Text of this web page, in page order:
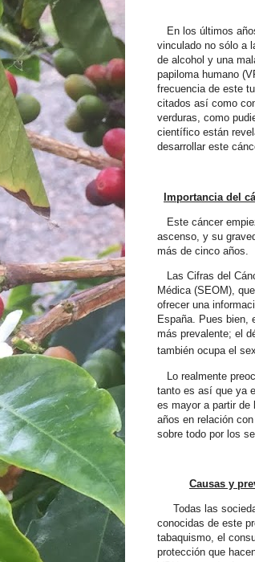
En los últimos
vinculado no sólo a
de alcohol y una
papiloma humano
frecuencia de este
citados así como
verduras, como
científico están
desarrollar este
Importancia del
Este cáncer
ascenso, y su
más de cinco años.
Las Cifras del
Médica (SEOM),
ofrecer una
España. Pues bien,
más prevalente; el
también ocupa el
Lo realmente
tanto es así que ya
es mayor a partir de
años en relación
sobre todo por los
Causas y
Todas las
conocidas de este
tabaquismo, el
protección que